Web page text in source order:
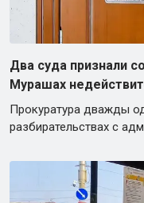
Два суда признали
Мурашах
Прокуратура дважды
разбирательствах с